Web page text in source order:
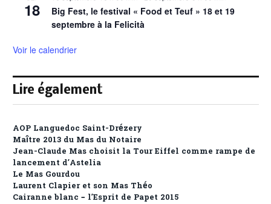
18
Big Fest, le festival « Food et Teuf » 18 et 19
septembre à la Felicità
Voir le calendrier
Lire également
AOP Languedoc Saint-Drézery
Maître 2013 du Mas du Notaire
Jean-Claude Mas choisit la Tour Eiffel comme rampe de
lancement d’Astelia
Le Mas Gourdou
Laurent Clapier et son Mas Théo
Cairanne blanc – l’Esprit de Papet 2015